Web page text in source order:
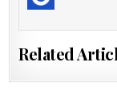
Related